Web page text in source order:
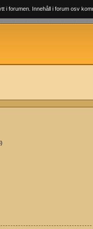
i forumen. Innehåll i forum osv